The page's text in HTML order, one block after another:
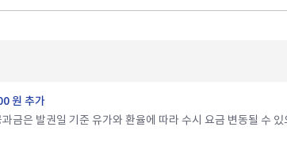
원 추가
금은 발권일 기준 유가와 환율에 따라 수시 요금 변동될 수